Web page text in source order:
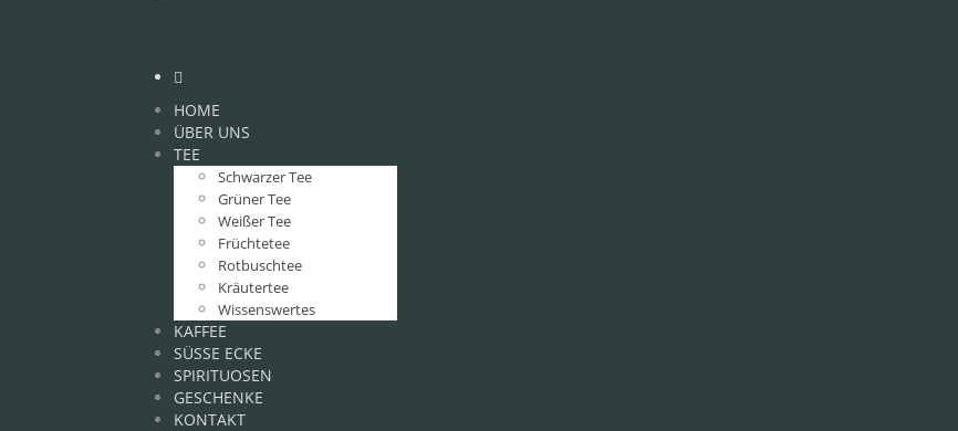
HOME
ÜBER UNS
TEE
Schwarzer Tee
Grüner Tee
Weißer Tee
Früchtetee
Rotbuschtee
Kräutertee
Wissenswertes
KAFFEE
SÜSSE ECKE
SPIRITUOSEN
GESCHENKE
KONTAKT